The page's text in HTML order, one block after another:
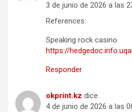
3 de junio de 2026 a las
References:
Speaking rock casino
https://
Responder
okprint.kz dice:
4 de junio de 2026 a las